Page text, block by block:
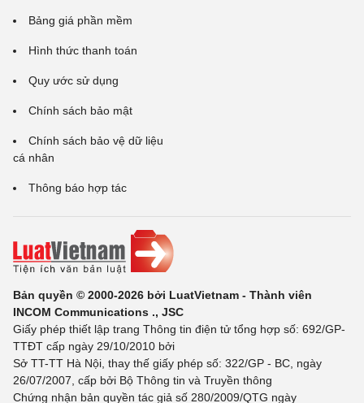
Bảng giá phần mềm
Hình thức thanh toán
Quy ước sử dụng
Chính sách bảo mật
Chính sách bảo vệ dữ liệu
cá nhân
Thông báo hợp tác
Bản quyền © 2000-2026 bởi LuatVietnam - Thành viên
INCOM Communications ., JSC
Giấy phép thiết lập trang Thông tin điện tử tổng hợp số: 692/GP-
TTĐT cấp ngày 29/10/2010 bởi
Sở TT-TT Hà Nội, thay thế giấy phép số: 322/GP - BC, ngày
26/07/2007, cấp bởi Bộ Thông tin và Truyền thông
Chứng nhận bản quyền tác giả số 280/2009/QTG ngày